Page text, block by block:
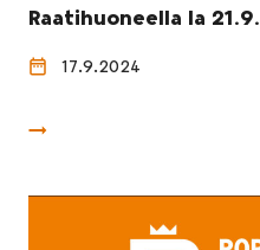
Raatihuoneella la 21.9.
17.9.2024